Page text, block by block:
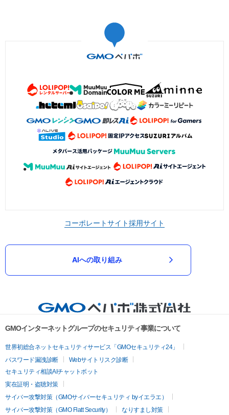
コーポレートサイト採用サイト
AIへの取り組み
GMOインターネットグループのセキュリティ事業について
世界初総合ネットセキュリティサービス「GMOセキュリティ24」
パスワード漏洩診断
Webサイトリスク診断
セキュリティ相談AIチャットボット
実在証明・盗聴対策
サイバー攻撃対策（GMOサイバーセキュリティ byイエラエ）
サイバー攻撃対策（GMO Flatt Security）
なりすまし対策